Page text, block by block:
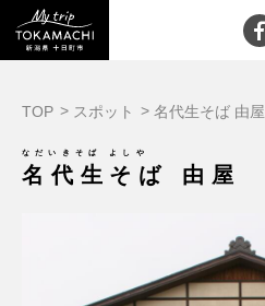
TOP スポット 名代生そば 由屋
なだいきそば よしや
名代生そば 由屋